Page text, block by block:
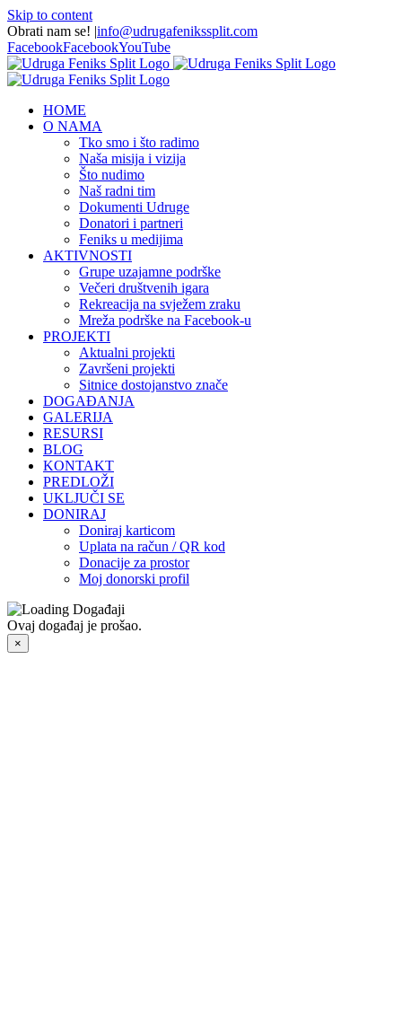
Skip to content
Obrati nam se! |info@udrugafenikssplit.com
FacebookFacebookYouTube
HOME
O NAMA
Tko smo i što radimo
Naša misija i vizija
Što nudimo
Naš radni tim
Dokumenti Udruge
Donatori i partneri
Feniks u medijima
AKTIVNOSTI
Grupe uzajamne podrške
Večeri društvenih igara
Rekreacija na svježem zraku
Mreža podrške na Facebook-u
PROJEKTI
Aktualni projekti
Završeni projekti
Sitnice dostojanstvo znače
DOGAĐANJA
GALERIJA
RESURSI
BLOG
KONTAKT
PREDLOŽI
UKLJUČI SE
DONIRAJ
Doniraj karticom
Uplata na račun / QR kod
Donacije za prostor
Moj donorski profil
Ovaj događaj je prošao.
×